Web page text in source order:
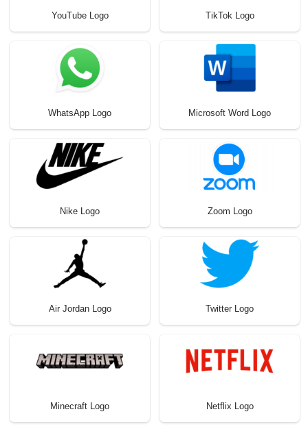
YouTube Logo TikTok Logo
WhatsApp Logo Microsoft Word Logo
Nike Logo Zoom Logo
Air Jordan Logo Twitter Logo
Minecraft Logo Netflix Logo